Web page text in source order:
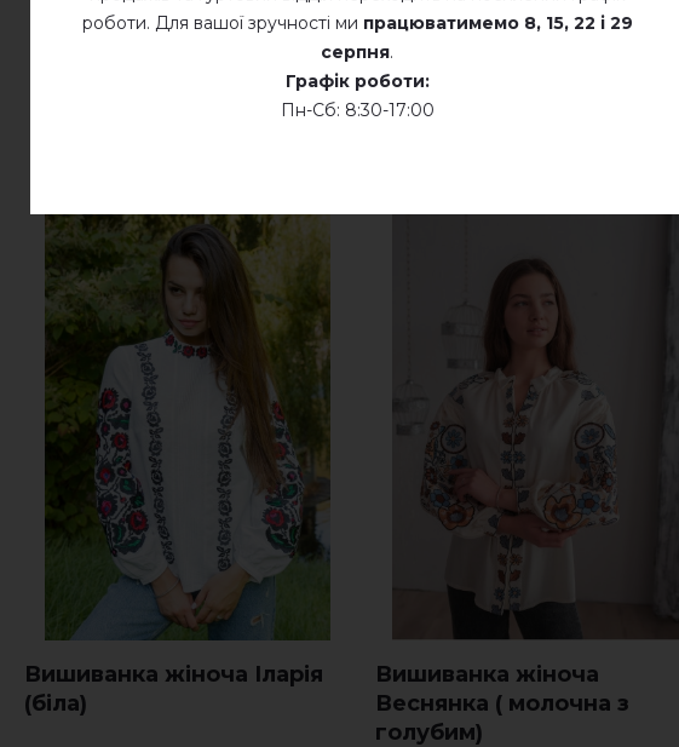
Вишиванка жіноча Іларія
(біла)
Вишиванка жіноча
Веснянка ( молочна з
голубим)
Суха хімчистка
Сушити у розкладеному стані
Сушити розвішеними
роботи. Для вашої зручності ми працюватимемо 8, 15, 22 і 29
серпня.
Графік роботи:
Пн-Сб: 8:30-17:00